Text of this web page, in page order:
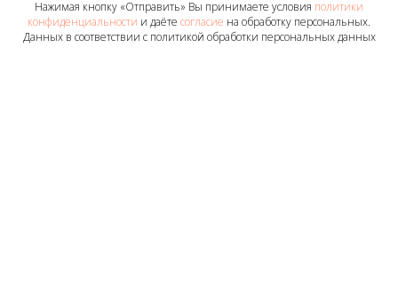
Нажимая кнопку «Отправить» Вы принимаете условия политики
конфиденциальности и даёте согласие на обработку персональных.
Данных в соответствии с политикой обработки персональных данных